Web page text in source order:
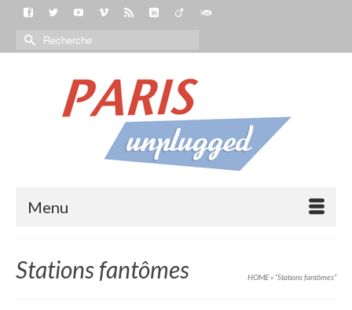
Menu
Stations fantômes HOME» “Stations fantômes“